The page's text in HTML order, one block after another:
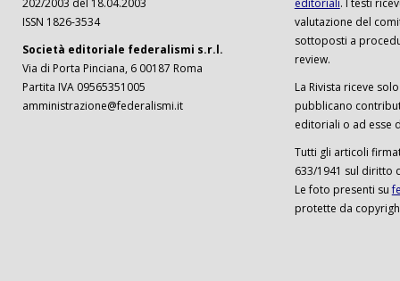
ISSN 1826-3534
Società editoriale federalismi s.r.l.
Via di Porta Pinciana, 6 00187 Roma
Partita IVA 09565351005
amministrazione@federalismi.it
valutazione del
sottoposti a
review.
La Rivista riceve
pubblicano
editoriali o ad esse
Tutti gli articoli
633/1941 sul diritto
Le foto presenti su
protette da